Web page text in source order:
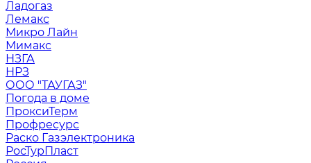
Ладогаз
Лемакс
Микро Лайн
Мимакс
НЗГА
НРЗ
ООО "ТАУГАЗ"
Погода в доме
ПроксиТерм
Профресурс
Раско Газэлектроника
РосТурПласт